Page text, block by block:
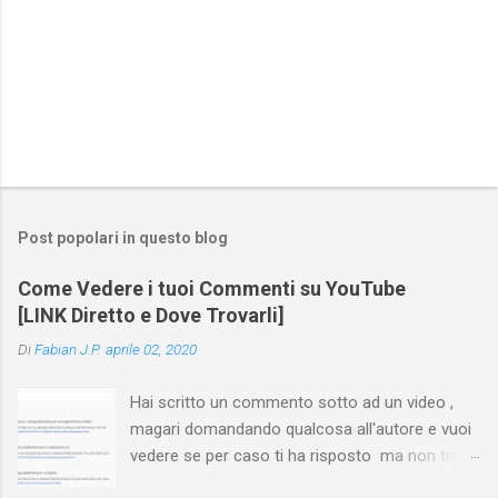
Post popolari in questo blog
Come Vedere i tuoi Commenti su YouTube
[LINK Diretto e Dove Trovarli]
DiFabian J.P. aprile 02, 2020
Hai scritto un commento sotto ad un video ,
magari domandando qualcosa all'autore e vuoi
vedere se per caso ti ha risposto ma non trovi